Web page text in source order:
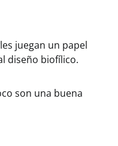
juegan un papel
diseño biofílico.
son una buena